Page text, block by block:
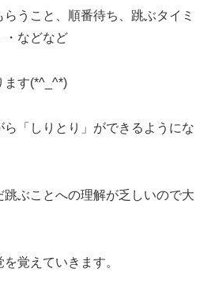
うこと、順番待ち、跳ぶタイミ
・などなど
ます(*^_^*)
「しりとり」ができるようにな
ぶことへの理解が乏しいので大
覚えていきます。